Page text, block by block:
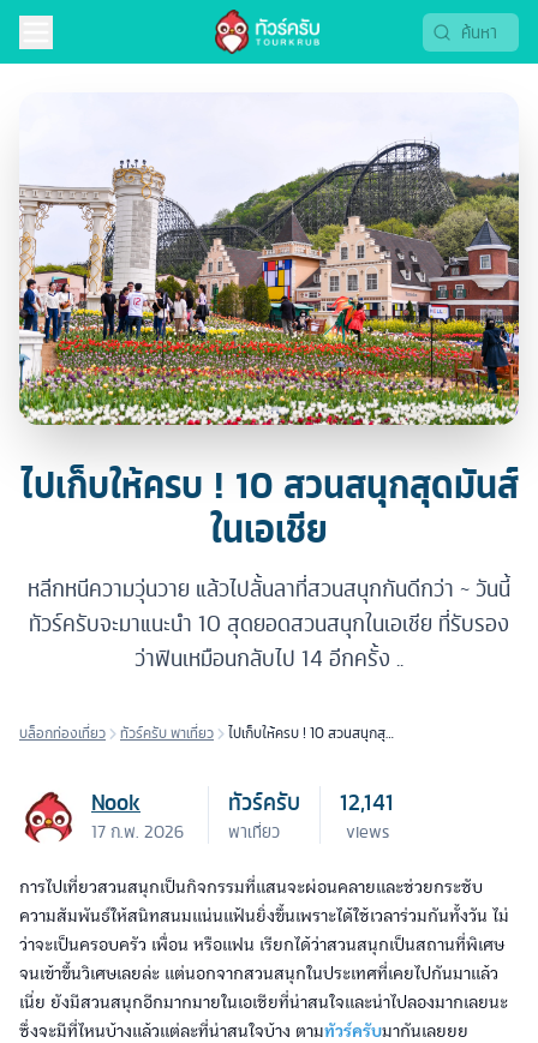
ไปเก็บให้ครบ ! 10 สวนสนุกสุดมันส์
ในเอเชีย
หลีกหนีความวุ่นวาย แล้วไปลั้นลาที่สวนสนุกกันดีกว่า ~ วันนี้
ทัวร์ครับจะมาแนะนำ 10 สุดยอดสวนสนุกในเอเชีย ที่รับรอง
ว่าฟินเหมือนกลับไป 14 อีกครั้ง ..
บล็อกท่องเที่ยว ทัวร์ครับ พาเที่ยว
ไปเก็บให้ครบ ! 10 สวนสนุกสุด
Nook
17 ก.พ. 2026
ทัวร์ครับ
พาเที่ยว
12,141
views
การไปเที่ยวสวนสนุกเป็นกิจกรรมที่แสนจะผ่อนคลายและช่วยกระชับ
ความสัมพันธ์ให้สนิทสนมแน่นแฟ้นยิ่งขึ้นเพราะได้ใช้เวลาร่วมกันทั้งวัน ไม่
ว่าจะเป็นครอบครัว เพื่อน หรือแฟน เรียกได้ว่าสวนสนุกเป็นสถานที่พิเศษ
จนเข้าขึ้นวิเศษเลยล่ะ แต่นอกจากสวนสนุกในประเทศที่เคยไปกันมาแล้ว
เนี่ย ยังมีสวนสนุกอีกมากมายในเอเชียที่น่าสนใจและน่าไปลองมากเลยนะ
ซึ่งจะมีที่ไหนบ้างแล้วแต่ละที่น่าสนใจบ้าง ตามทัวร์ครับมากันเลยยย